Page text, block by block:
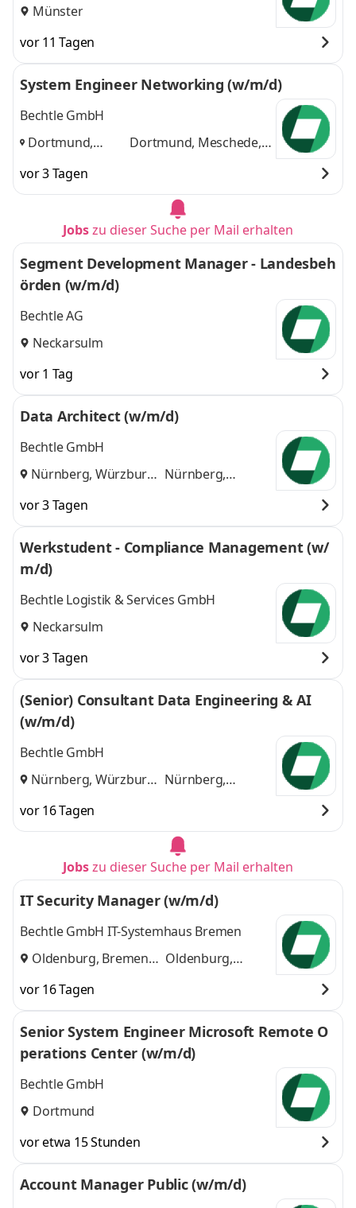
Münster
vor 11 Tagen
System Engineer Networking (w/m/d)
Bechtle GmbH
Dortmund,
Münster,
Dortmund, Meschede,
vor 3 Tagen
Jobszu dieser Suche per Mail erhalten
Segment Development Manager - Landesbeh
örden (w/m/d)
Bechtle AG
Neckarsulm
vor 1 Tag
Data Architect (w/m/d)
Bechtle GmbH
Nürnberg, Würzburg Nürnberg,
vor 3 Tagen
Werkstudent - Compliance Management (w/
m/d)
Bechtle Logistik & Services GmbH
Neckarsulm
vor 3 Tagen
(Senior) Consultant Data Engineering & AI
(w/m/d)
Bechtle GmbH
Nürnberg, Würzburg Nürnberg,
vor 16 Tagen
Jobszu dieser Suche per Mail erhalten
IT Security Manager (w/m/d)
Bechtle GmbH IT-Systemhaus Bremen
Oldenburg, Bremen
Oldenburg,
vor 16 Tagen
Senior System Engineer Microsoft Remote O
perations Center (w/m/d)
Bechtle GmbH
Dortmund
vor etwa 15 Stunden
Account Manager Public (w/m/d)